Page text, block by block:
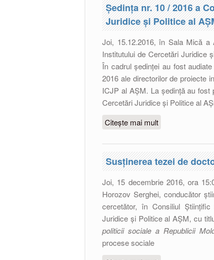
Ședinţa nr. 10 / 2016 a
Juridice şi Politice al
Joi, 15.12.2016, în Sala Mică
Institutului de Cercetări Juridice
În cadrul ședinței au fost
2016 ale directorilor de proiecte
ICJP al AȘM. La ședință au fost
Cercetări Juridice şi Politice al
Citește mai mult
Susţinerea tezei de
Joi, 15 decembrie 2016, ora
Horozov Serghei, conducător
cercetător, în Consiliul
Juridice şi Politice al AȘM, cu
politicii sociale a Republicii
procesesociale